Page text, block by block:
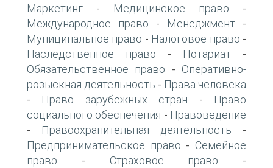
Маркетинг - Медицинское право -
Международное право - Менеджмент -
Муниципальное право - Налоговое право -
Наследственное право - Нотариат -
Обязательственное право - Оперативно-
розыскная деятельность - Права человека
- Право зарубежных стран -
Право
социального обеспечения - Правоведение
- Правоохранительная деятельность -
Предпринимательское право - Семейное
право - Страховое право -